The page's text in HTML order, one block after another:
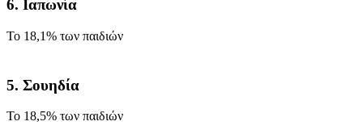
6. Ιαπωνία
Το 18,1% των παιδιών
5. Σουηδία
Το 18,5% των παιδιών